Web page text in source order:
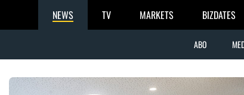
NEWS TV MARKETS BIZDATES
ABO